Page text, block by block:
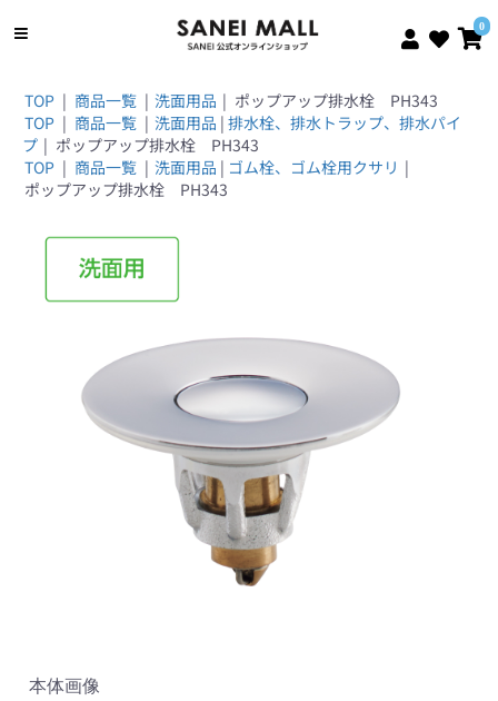
0
TOP | 商品一覧 | 洗面用品 | ポップアップ排水栓 PH343
TOP | 商品一覧 | 洗面用品 | 排水栓、排水トラップ、排水パイ
プ | ポップアップ排水栓 PH343
TOP | 商品一覧 | 洗面用品 | ゴム栓、ゴム栓用クサリ |
ポップアップ排水栓 PH343
本体画像